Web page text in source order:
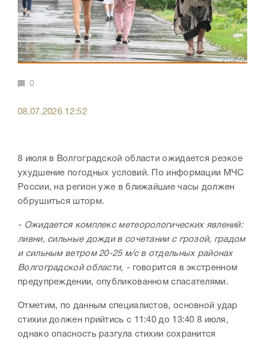
0
08.07.2026 12:52
8 июля в Волгоградской области ожидается резкое
ухудшение погодных условий. По информации МЧС
России, на регион уже в ближайшие часы должен
обрушиться шторм.
- Ожидается комплекс метеорологических явлений:
ливни, сильные дожди в сочетании с грозой, градом
и сильным ветром 20-25 м/с в отдельных районах
Волгоградской области, -говорится в экстренном
предупреждении, опубликованном спасателями.
Отметим, по данным специалистов, основной удар
стихии должен прийтись с 11:40 до 13:40 8 июля,
однако опасность разгула стихии сохранится